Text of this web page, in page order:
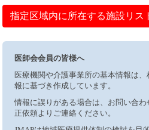
指定区域内に所在する施設リス
医師会会員の皆様へ
医療機関や介護事業所の基本情報は
報に基づき作成しています。
情報に誤りがある場合は、お問い合
正依頼よりご連絡ください。